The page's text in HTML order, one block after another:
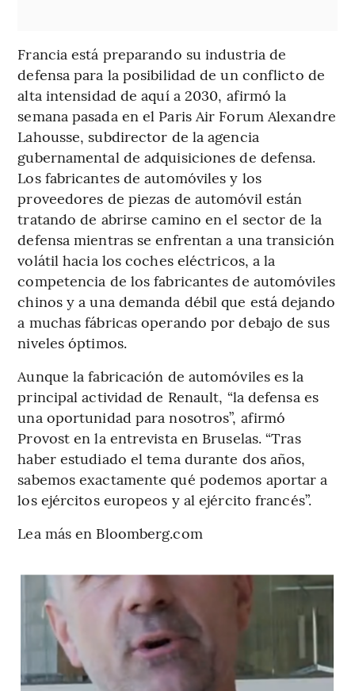
Francia está preparando su industria de
defensa para la posibilidad de un conflicto de
alta intensidad de aquí a 2030, afirmó la
semana pasada en el Paris Air Forum Alexandre
Lahousse, subdirector de la agencia
gubernamental de adquisiciones de defensa.
Los fabricantes de automóviles y los
proveedores de piezas de automóvil están
tratando de abrirse camino en el sector de la
defensa mientras se enfrentan a una transición
volátil hacia los coches eléctricos, a la
competencia de los fabricantes de automóviles
chinos y a una demanda débil que está dejando
a muchas fábricas operando por debajo de sus
niveles óptimos.
Aunque la fabricación de automóviles es la
principal actividad de Renault, “la defensa es
una oportunidad para nosotros”, afirmó
Provost en la entrevista en Bruselas. “Tras
haber estudiado el tema durante dos años,
sabemos exactamente qué podemos aportar a
los ejércitos europeos y al ejército francés”.
Lea más en Bloomberg.com